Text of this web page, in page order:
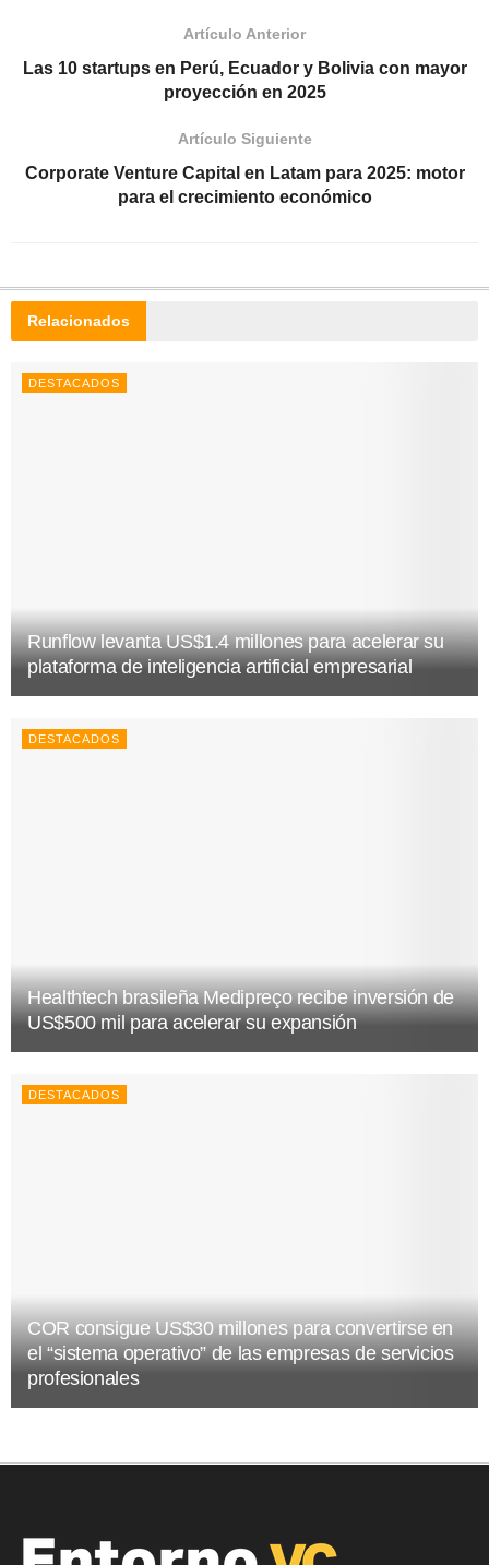
Artículo Anterior
Las 10 startups en Perú, Ecuador y Bolivia con mayor
proyección en 2025
Artículo Siguiente
Corporate Venture Capital en Latam para 2025: motor
para el crecimiento económico
Relacionados
DESTACADOS
Runflow levanta US$1.4 millones para acelerar su
plataforma de inteligencia artificial empresarial
DESTACADOS
Healthtech brasileña Medipreço recibe inversión de
US$500 mil para acelerar su expansión
DESTACADOS
COR consigue US$30 millones para convertirse en
el “sistema operativo” de las empresas de servicios
profesionales